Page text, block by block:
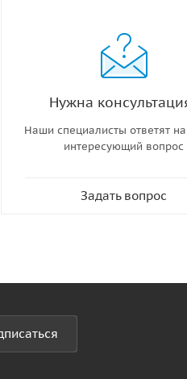
Нужна
Наши специалисты ответят
интересующий вопрос
Задать вопрос